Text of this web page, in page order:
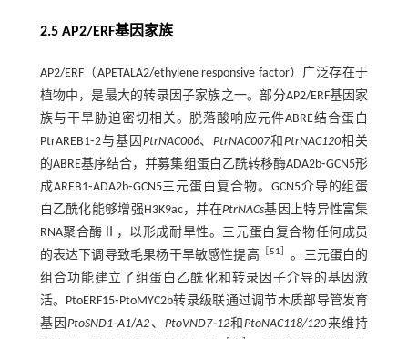
2.5 AP2/ERF基因家族
AP2/ERF（APETALA2/ethylene responsive factor）广泛存在于
植物中，是最大的转录因子家族之一。部分AP2/ERF基因家
族与干旱胁迫密切相关。脱落酸响应元件ABRE结合蛋白
PtrAREB1⁃2与基因 PtrNAC006、PtrNAC007和PtrNAC120相关
的ABRE基序结合，并募集组蛋白乙酰转移酶ADA2b⁃GCN5形
成AREB1⁃ADA2b⁃GCN5三元蛋白复合物。GCN5介导的组蛋
白乙酰化能够增强H3K9ac，并在PtrNACs基因上特异性富集
RNA聚合酶Ⅱ，以形成耐旱性。三元蛋白复合物任何成员
的表达下调导致毛果杨干旱敏感性提高［51
。三元蛋白的
组合功能建立了组蛋白乙酰化和转录因子介导的基因激
活。PtoERF15⁃PtoMYC2b转录级联通过调节木质部导管发育
基因PtoSND1⁃A1/A2 、 PtoVND7⁃12和PtoNAC118/120来维持